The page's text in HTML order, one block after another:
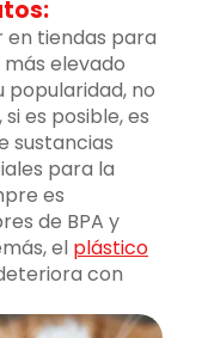
en tiendas para
elevado
popularidad, no
es posible, es
sustancias
para la
es
de BPA y
el plástico
con